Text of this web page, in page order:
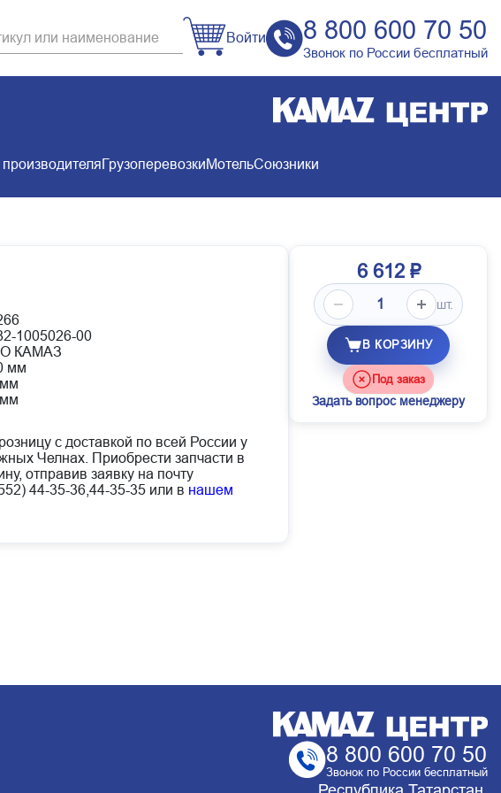
Войти 8 800 600 70 50
Звонок по России бесплатный
ГрузоперевозкиМотельСоюзники
1005026-00
КАМАЗ
мм
с доставкой по всей России у
Челнах. Приобрести запчасти в
отправив заявку на почту
44-35-36,44-35-35 или в нашем
6 612 ₽
шт.
В КОРЗИНУ
Под заказ
Задать вопрос менеджеру
8 800 600 70 50
Звонок по России бесплатный